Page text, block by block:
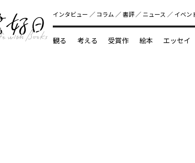
好書好日
インタビュー コラム 書評 ニュース イベン
観る 考える 受賞作 絵本 エッセイ